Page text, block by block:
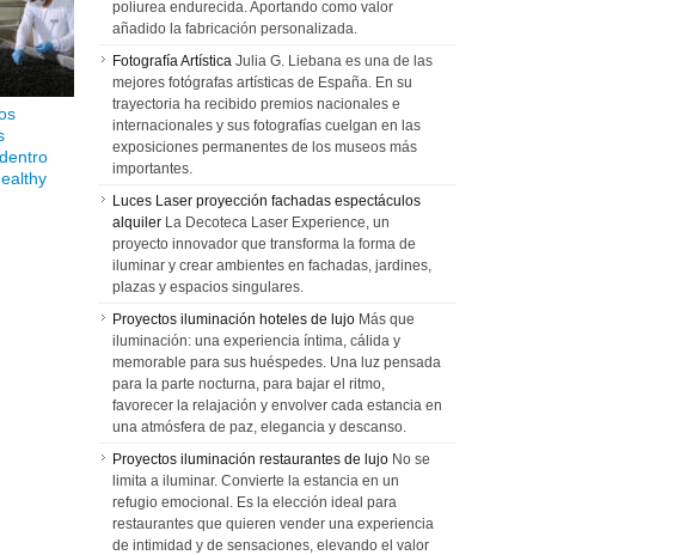
poliurea endurecida. Aportando como valor
añadido la fabricación personalizada.
Fotografía Artística Julia G. Liebana es una de las
mejores fotógrafas artísticas de España. En su
trayectoria ha recibido premios nacionales e
internacionales y sus fotografías cuelgan en las
exposiciones permanentes de los museos más
importantes.
Luces Laser proyección fachadas espectáculos
alquiler La Decoteca Laser Experience, un
proyecto innovador que transforma la forma de
iluminar y crear ambientes en fachadas, jardines,
plazas y espacios singulares.
Proyectos iluminación hoteles de lujo Más que
iluminación: una experiencia íntima, cálida y
memorable para sus huéspedes. Una luz pensada
para la parte nocturna, para bajar el ritmo,
favorecer la relajación y envolver cada estancia en
una atmósfera de paz, elegancia y descanso.
Proyectos iluminación restaurantes de lujo No se
limita a iluminar. Convierte la estancia en un
refugio emocional. Es la elección ideal para
restaurantes que quieren vender una experiencia
de intimidad y de sensaciones, elevando el valor